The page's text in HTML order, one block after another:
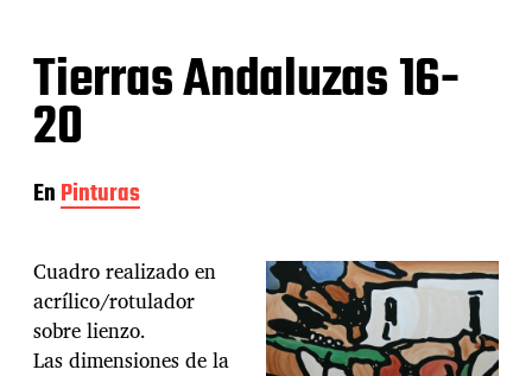
Tierras Andaluzas 16-
20
EnPinturas
Cuadro realizado en
acrílico/rotulador
sobre lienzo.
Las dimensiones de la